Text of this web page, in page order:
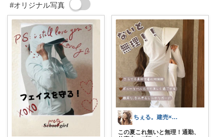
#オリジナル写真
ちぇる。建売×暖色お家づくり
この夏これ無いと無理！通勤、